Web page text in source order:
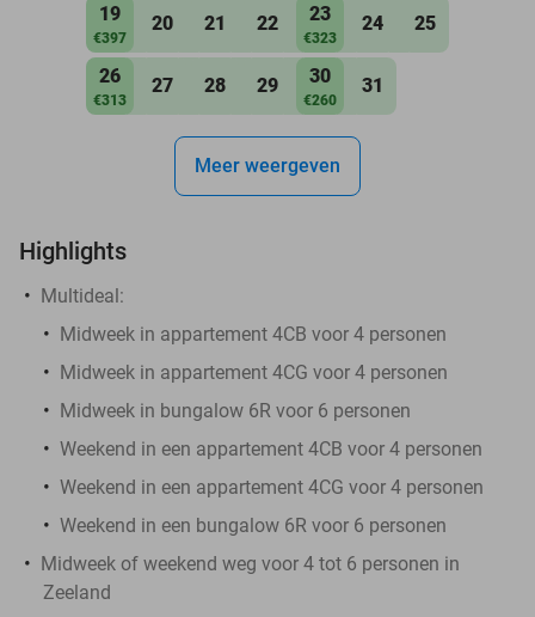
19
€397
20 21 22 23
€323
24 25
26
€313
27 28 29 30
€260
31
Meer weergeven
Highlights
Multideal:
Midweek in appartement 4CB voor 4 personen
Midweek in appartement 4CG voor 4 personen
Midweek in bungalow 6R voor 6 personen
Weekend in een appartement 4CB voor 4 personen
Weekend in een appartement 4CG voor 4 personen
Weekend in een bungalow 6R voor 6 personen
Midweek of weekend weg voor 4 tot 6 personen in
Zeeland